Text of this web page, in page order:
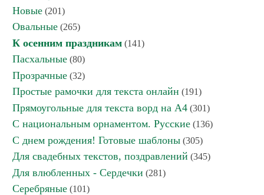
Новые (201)
Овальные (265)
К осенним праздникам (141)
Пасхальные (80)
Прозрачные (32)
Простые рамочки для текста онлайн (191)
Прямоугольные для текста ворд на А4 (301)
С национальным орнаментом. Русские (136)
С днем рождения! Готовые шаблоны (305)
Для свадебных текстов, поздравлений (345)
Для влюбленных - Сердечки (281)
Серебряные (101)